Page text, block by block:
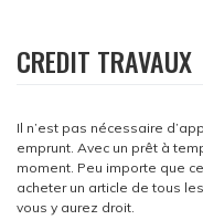
CREDIT TRAVAUX
Il n’est pas nécessaire
emprunt. Avec un prêt à
moment. Peu importe que
acheter un article de tous
vous y aurez droit.